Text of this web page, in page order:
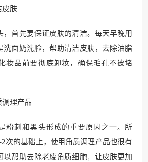
皮肤
，首先要保证皮肤的清洁。每天早晚用
洗面奶洗脸，帮助清洁皮肤，去除油脂
妆品前要彻底卸妆，确保毛孔不被堵
调理产品
粉刺和黑头形成的重要原因之一。所
次的基础上，使用角质调理产品也很有
以帮助去除老废角质细胞，让皮肤更加